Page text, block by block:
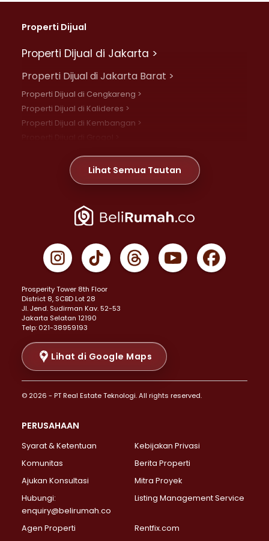
Properti Dijual
Properti Dijual di Jakarta >
Properti Dijual di Jakarta Barat >
Properti Dijual di Cengkareng >
Properti Dijual di Kalideres >
Properti Dijual di Kembangan >
Properti Dijual di Meruya >
Properti Dijual di Jelambar >
Properti Dijual di Jakarta Pusat >
Properti Dijual di Gambir >
Properti Dijual di Johar Baru >
Properti Dijual di Menteng >
Properti Dijual di Senen >
Properti Dijual di Tanah Abang >
Properti Dijual di Cikini >
Properti Dijual di Kramat >
Properti Dijual di Pasar Baru >
Properti Dijual di Bendungan Hilir >
Properti Dijual di Jakarta Selatan >
Properti Dijual di Lebak Bulus >
Properti Dijual di Gandaria Selatan >
Properti Dijual di Pondok Labu >
Properti Dijual di Lenteng Agung >
Properti Dijual di Senayan >
Properti Dijual di Pondok Pinang >
Lihat Semua Tautan
Prosperity Tower 8th Floor
District 8, SCBD Lot 28
JI. Jend. Sudirman Kav. 52-53
Jakarta Selatan 12190
Telp: 021-38959193
Lihat di Google Maps
© 2026 - PT Real Estate Teknologi. All rights reserved.
PERUSAHAAN
Syarat & Ketentuan
Kebijakan Privasi
Komunitas
Berita Properti
Ajukan Konsultasi
Mitra Proyek
Hubungi:
enquiry@belirumah.co
Listing Management Service
Agen Properti Rentfix.com